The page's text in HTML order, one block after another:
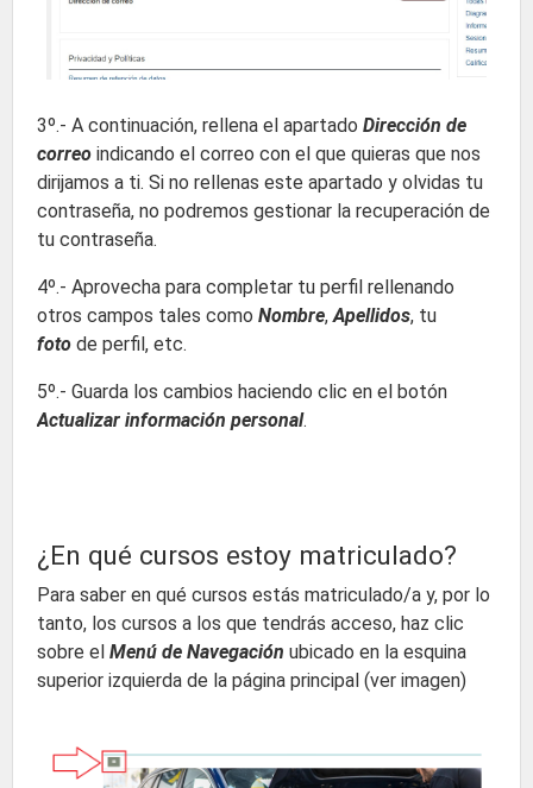
3º.- A continuación, rellena el apartado Dirección de
correo indicando el correo con el que quieras que nos
dirijamos a ti. Si no rellenas este apartado y olvidas tu
contraseña, no podremos gestionar la recuperación de
tu contraseña.
4º.- Aprovecha para completar tu perfil rellenando
otros campos tales como Nombre,Apellidos, tu
foto de perfil, etc.
5º.- Guarda los cambios haciendo clic en el botón
Actualizar información personal.
¿En qué cursos estoy matriculado?
Para saber en qué cursos estás matriculado/a y, por lo
tanto, los cursos a los que tendrás acceso, haz clic
sobre el Menú de Navegación ubicado en la esquina
superior izquierda de la página principal (ver imagen)